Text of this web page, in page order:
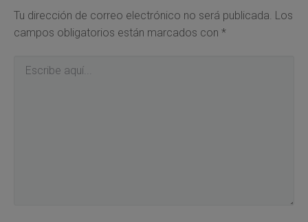
Tu dirección de correo electrónico no será publicada. Los
campos obligatorios están marcados con *